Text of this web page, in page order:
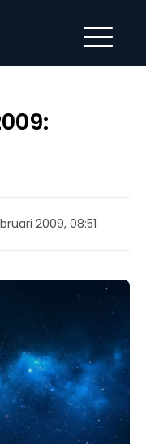
2009, 08:51